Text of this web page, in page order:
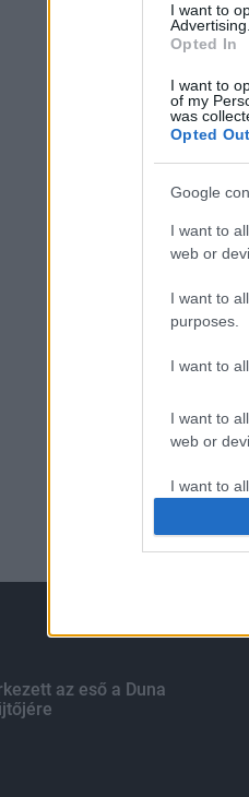
I want to
Advertising.
Opted In
I want to
of my
was
Opted Out
Google
I want to
web or
I want to
purposes.
I want to
I want to
web or
I want to
I want to
I want to
az eső a Duna